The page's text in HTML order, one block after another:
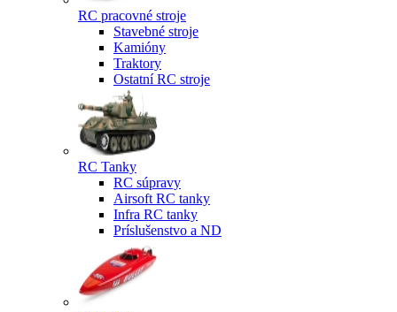
RC pracovné stroje
Stavebné stroje
Kamióny
Traktory
Ostatní RC stroje
RC Tanky
RC súpravy
Airsoft RC tanky
Infra RC tanky
Príslušenstvo a ND